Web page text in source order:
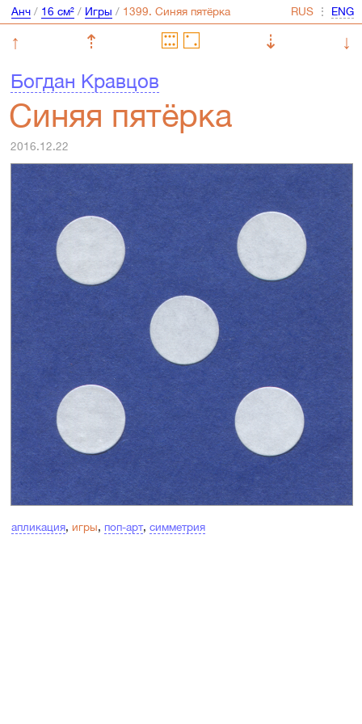
Анч/ 16 см²/ Игры / ⋮
↑ ⇡ ⇣
↓
Богдан Кравцов
Синяя пятёрка
2016.12.22
апликация, игры, поп-арт, симметрия